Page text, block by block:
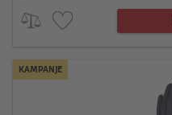
KAMPANJE